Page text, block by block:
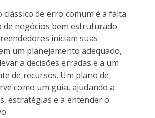
clássico de erro comum é a falta
de negócios bem estruturado.
iniciam suas
um planejamento adequado,
a decisões erradas e a um
de recursos. Um plano de
como um guia, ajudando a
estratégias e a entender o